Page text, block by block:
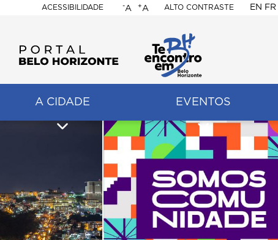
ACESSIBILIDADE
BELO
HORIZONTE
-A +A ALTO CONTRASTE EN FR
A CIDADE EVENTOS